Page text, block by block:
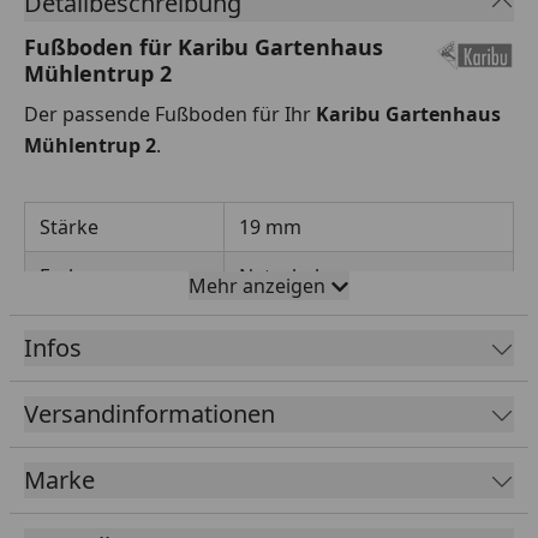
Fußboden für Karibu Gartenhaus
Mühlentrup 2
Der passende Fußboden für Ihr Karibu Gartenhaus
Mühlentrup 2.
Stärke
19 mm
Farbe
Naturbelassen
Unterleger
(inklusive)
6 x 4 cm
kesseldruckimprägniert
Der Fußboden kann vor oder nach erfolgter Montage
Mehr anzeigen
Infos
Versandinformationen
Marke